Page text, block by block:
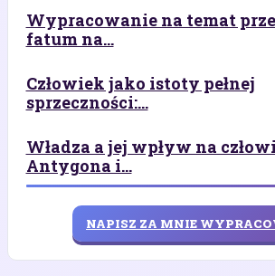
Wypracowanie na temat
fatum na...
Człowiek jako istoty pełnej
sprzeczności:...
Władza a jej wpływ na
Antygona i...
NAPISZ ZA MNIE